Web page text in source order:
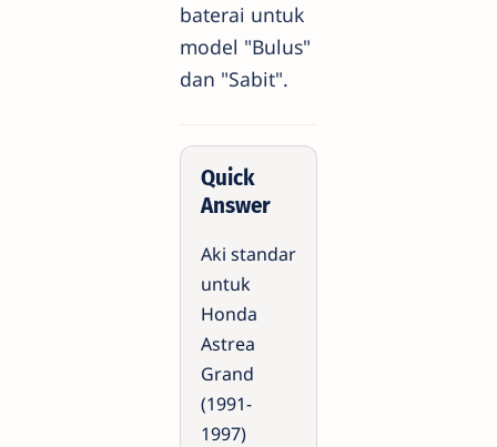
baterai untuk
model "Bulus"
dan "Sabit".
Quick
Answer
Aki standar
untuk
Honda
Astrea
Grand
(1991-
1997)